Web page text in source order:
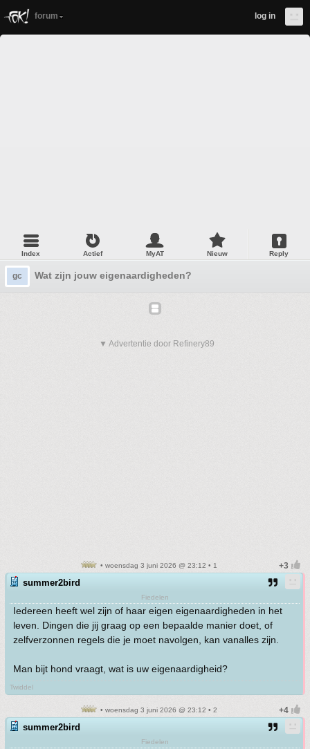
forum log in
Index Actief MyAT Nieuw Reply
gc Wat zijn jouw eigenaardigheden?
▼ Advertentie door Refinery89
• woensdag 3 juni 2026 @ 23:12 • 1
summer2bird
Fiedelen
Iedereen heeft wel zijn of haar eigen eigenaardigheden in het
leven. Dingen die jij graag op een bepaalde manier doet, of
zelfverzonnen regels die je moet navolgen, kan vanalles zijn.
Man bijt hond vraagt, wat is uw eigenaardigheid?
Twiddel
• woensdag 3 juni 2026 @ 23:12 • 2
summer2bird
Fiedelen